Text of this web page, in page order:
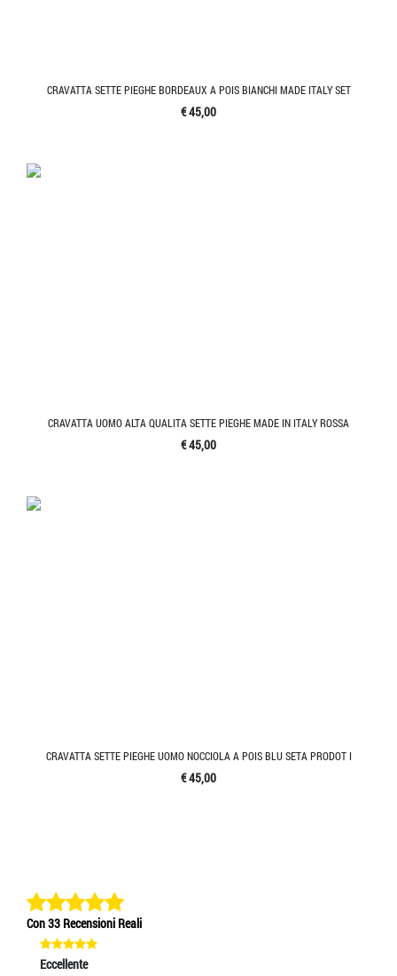
CRAVATTA SETTE PIEGHE BORDEAUX A POIS BIANCHI MADE ITALY SET
€ 45,00
CRAVATTA UOMO ALTA QUALITA SETTE PIEGHE MADE IN ITALY ROSSA
€ 45,00
CRAVATTA SETTE PIEGHE UOMO NOCCIOLA A POIS BLU SETA PRODOT I
€ 45,00
Con 33 Recensioni Reali
Eccellente